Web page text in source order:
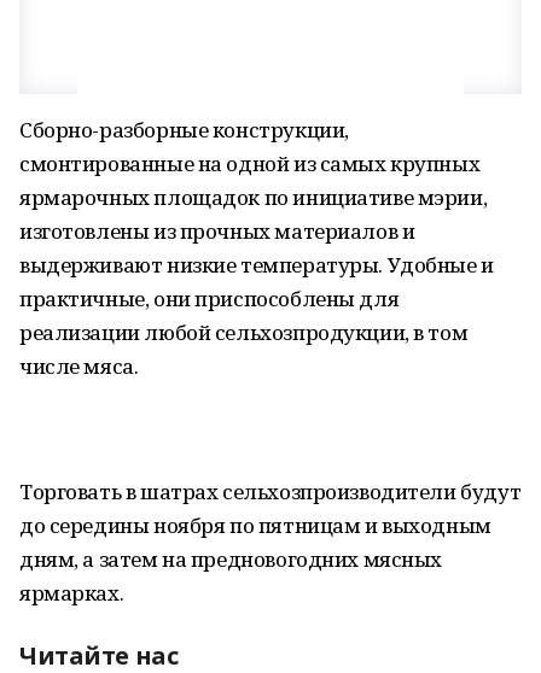
Сборно-разборные конструкции,
смонтированные на одной из самых крупных
ярмарочных площадок по инициативе мэрии,
изготовлены из прочных материалов и
выдерживают низкие температуры. Удобные и
практичные, они приспособлены для
реализации любой сельхозпродукции, в том
числе мяса.
Торговать в шатрах сельхозпроизводители будут
до середины ноября по пятницам и выходным
дням, а затем на предновогодних мясных
ярмарках.
Читайте нас